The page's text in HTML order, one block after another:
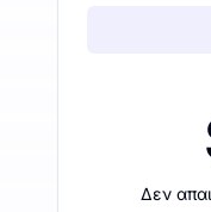
Δεν